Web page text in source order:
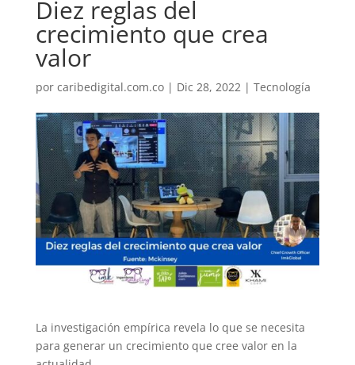
Diez reglas del
crecimiento que crea
valor
por caribedigital.com.co| Dic 28, 2022| Tecnología
La investigación empírica revela lo que se necesita
para generar un crecimiento que cree valor en la